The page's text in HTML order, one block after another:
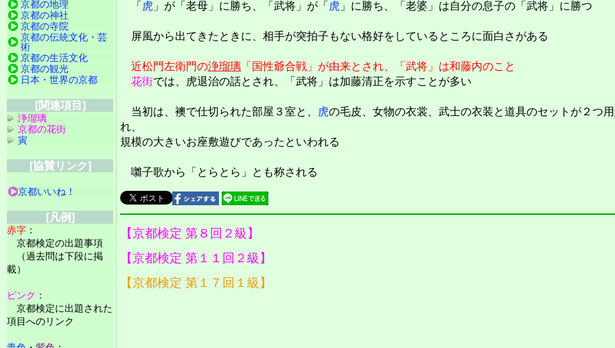
「 虎 」が「老母」に勝ち、「武将」が「 虎 」に勝ち、「老婆」は自分の息子の「武将」に勝つ
屏風から出てきたときに、相手が突拍子もない格好をしているところに面白さがある
近松門左衛門の浄瑠璃 「国性爺合戦」が由来とされ、「武将」は和藤内のこと
花街では、虎退治の話とされ、「武将」は加藤清正を示すことが多い
当初は、襖で仕切られた部屋３室と、 虎の毛皮、女物の衣裳、武士の衣装と道具のセットが２つ
れ、
規模の大きいお座敷遊びであったといわれる
囃子歌から「とらとら」とも称される
【京都検定 第８回２級】
【京都検定 第１１回２級】
【京都検定 第１７回１級】
京都の地理
京都の神社
京都の寺院
京都の伝統文化・芸
術
京都の生活文化
京都の観光
日本・世界の京都
[関連項目]
浄瑠璃
京都の花街
寅
[協賛リンク]
京都いいね！
[凡例]
赤字 ：
京都検定の出題事項
（過去問は下段に掲
載）
ピンク ：
京都検定に出題された
項目へのリンク